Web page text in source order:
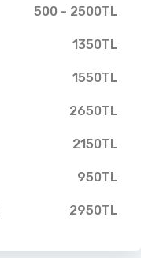
500 - 2500TL
1350TL
1550TL
2650TL
2150TL
950TL
2950TL